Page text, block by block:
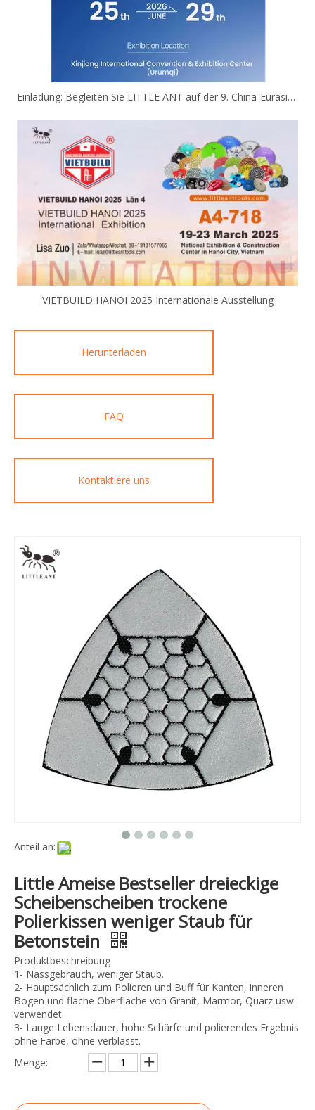
Einladung: Begleiten Sie LITTLE ANT auf der 9. China-Eurasia Expo!
VIETBUILD HANOI 2025 Internationale Ausstellung
Herunterladen
FAQ
Kontaktiere uns
Anteil an:
Little Ameise Bestseller dreieckige
Scheibenscheiben trockene
Polierkissen weniger Staub für
Betonstein
Produktbeschreibung
1- Nassgebrauch, weniger Staub.
2- Hauptsächlich zum Polieren und Buff für Kanten, inneren
Bogen und flache Oberfläche von Granit, Marmor, Quarz usw.
verwendet.
3- Lange Lebensdauer, hohe Schärfe und polierendes Ergebnis
ohne Farbe, ohne verblasst.
Menge: